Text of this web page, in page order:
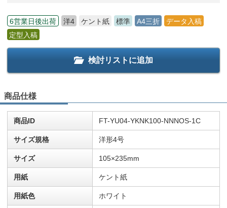
6営業日後出荷 洋4 ケント紙 標準 A4三折
データ入稿
定型入稿
検討リストに追加
商品仕様
商品ID FT-YU04-YKNK100-NNNOS-1C
サイズ規格 洋形4号
サイズ 105×235mm
用紙 ケント紙
用紙色 ホワイト